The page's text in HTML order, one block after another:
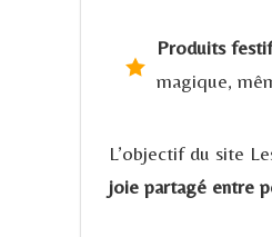
Produits
magique,
L’objectif du site
joie partagé entre